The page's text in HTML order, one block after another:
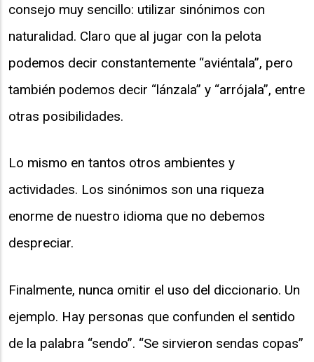
consejo muy sencillo: utilizar sinónimos con
naturalidad. Claro que al jugar con la pelota
podemos decir constantemente “aviéntala”, pero
también podemos decir “lánzala” y “arrójala”, entre
otras posibilidades.
Lo mismo en tantos otros ambientes y
actividades. Los sinónimos son una riqueza
enorme de nuestro idioma que no debemos
despreciar.
Finalmente, nunca omitir el uso del diccionario. Un
ejemplo. Hay personas que confunden el sentido
de la palabra “sendo”. “Se sirvieron sendas copas”